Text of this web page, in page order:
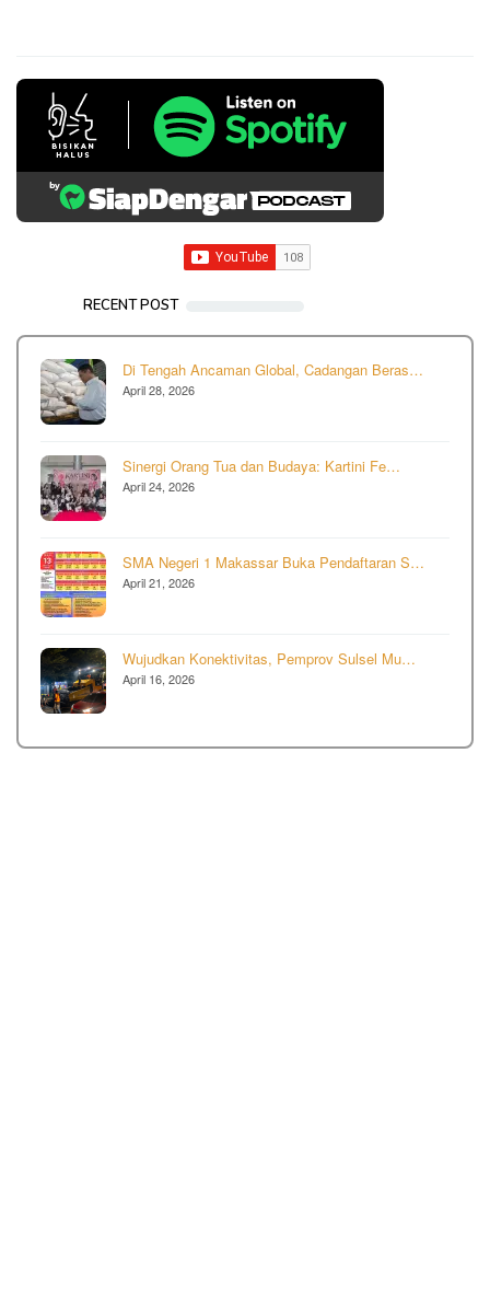
RECENT POST
Di Tengah Ancaman Global, Cadangan Beras…
April 28, 2026
Sinergi Orang Tua dan Budaya: Kartini Fe…
April 24, 2026
SMA Negeri 1 Makassar Buka Pendaftaran S…
April 21, 2026
Wujudkan Konektivitas, Pemprov Sulsel Mu…
April 16, 2026